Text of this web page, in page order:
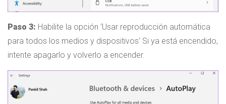
Paso 3: Habilite la opción ‘Usar reproducción automática
para todos los medios y dispositivos’ Si ya está encendido,
intente apagarlo y volverlo a encender.